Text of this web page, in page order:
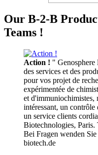
Our B-2-B
Teams !
Action ! " Genosphere
des services et des
pour vos projet de
expérimentée de
et d'immuniochimistes,
intéressant, un
un service clients
Biotechnologies, Paris.
Bei Fragen wenden
biotech.de